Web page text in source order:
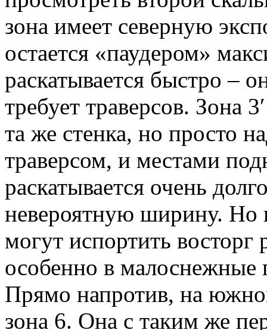
зона имеет северную
остается «паудером»
раскатывается быстро –
требует траверсов. Зона
та же стенка, но просто
траверсом, и местами
раскатывается очень
невероятную ширину. Но
могут испортить восторг
особенно в малоснежные
Прямо напротив, на
зона 6. Она с таким же